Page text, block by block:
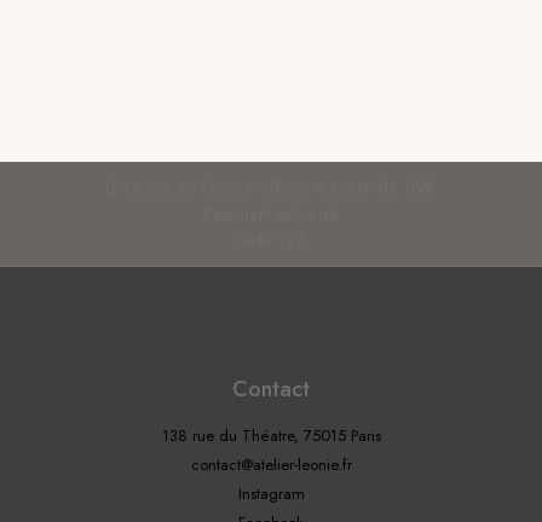
Contact
138 rue du Théatre, 75015 Paris
contact@atelier-leonie.fr
Instagram